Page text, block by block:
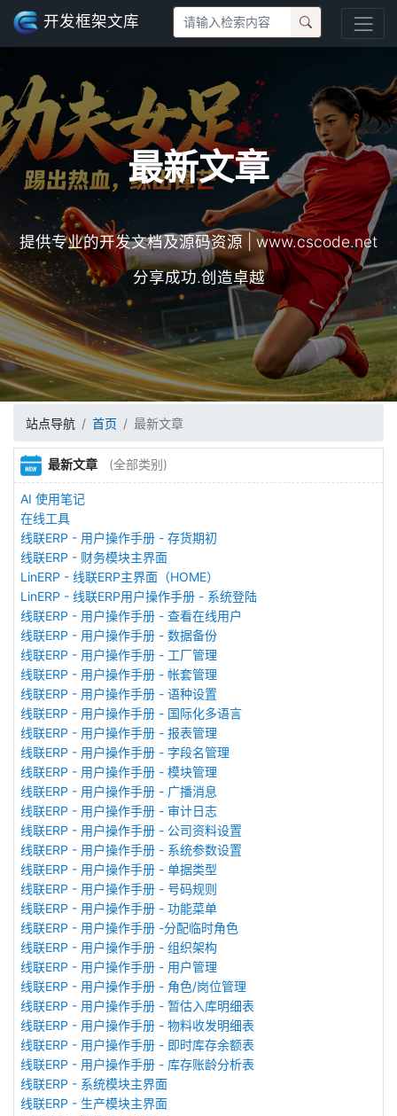
开发框架文库
最新文章
提供专业的开发文档及源码资源 | www.cscode.net
分享成功.创造卓越
站点导航 首页 最新文章
最新文章 (全部类别)
AI 使用笔记
在线工具
线联ERP - 用户操作手册 - 存货期初
线联ERP - 财务模块主界面
LinERP - 线联ERP主界面（HOME）
LinERP - 线联ERP用户操作手册 - 系统登陆
线联ERP - 用户操作手册 - 查看在线用户
线联ERP - 用户操作手册 - 数据备份
线联ERP - 用户操作手册 - 工厂管理
线联ERP - 用户操作手册 - 帐套管理
线联ERP - 用户操作手册 - 语种设置
线联ERP - 用户操作手册 - 国际化多语言
线联ERP - 用户操作手册 - 报表管理
线联ERP - 用户操作手册 - 字段名管理
线联ERP - 用户操作手册 - 模块管理
线联ERP - 用户操作手册 - 广播消息
线联ERP - 用户操作手册 - 审计日志
线联ERP - 用户操作手册 - 公司资料设置
线联ERP - 用户操作手册 - 系统参数设置
线联ERP - 用户操作手册 - 单据类型
线联ERP - 用户操作手册 - 号码规则
线联ERP - 用户操作手册 - 功能菜单
线联ERP - 用户操作手册 -分配临时角色
线联ERP - 用户操作手册 - 组织架构
线联ERP - 用户操作手册 - 用户管理
线联ERP - 用户操作手册 - 角色/岗位管理
线联ERP - 用户操作手册 - 暂估入库明细表
线联ERP - 用户操作手册 - 物料收发明细表
线联ERP - 用户操作手册 - 即时库存余额表
线联ERP - 用户操作手册 - 库存账龄分析表
线联ERP - 系统模块主界面
线联ERP - 生产模块主界面